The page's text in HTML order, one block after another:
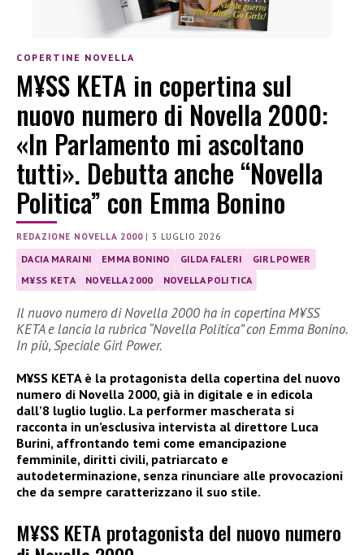
COPERTINE NOVELLA
M¥SS KETA in copertina sul
nuovo numero di Novella 2000:
«In Parlamento mi ascoltano
tutti». Debutta anche “Novella
Politica” con Emma Bonino
REDAZIONE NOVELLA 2000|3 LUGLIO 2026
DACIA MARAINI EMMA BONINO GILDA FALERI
GIRL POWER
M¥SS KETA
NOVELLA 2000 NOVELLA POLITICA
Il nuovo numero di Novella 2000 ha in copertina M¥SS
KETA e lancia la rubrica “Novella Politica” con Emma Bonino.
In più, Speciale Girl Power.
M¥SS KETA è la protagonista della copertina del nuovo
numero di Novella 2000, già in digitale e in edicola
dall’8 luglio luglio. La performer mascherata si
racconta in un’esclusiva intervista al direttore Luca
Burini, affrontando temi come emancipazione
femminile, diritti civili, patriarcato e
autodeterminazione, senza rinunciare alle provocazioni
che da sempre caratterizzano il suo stile.
M¥SS KETA protagonista del nuovo numero